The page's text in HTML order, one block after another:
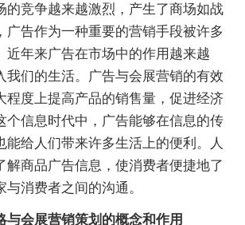
的竞争越来越激烈，产生了商场如战
广告作为一种重要的营销手段被许多
近年来广告在市场中的作用越来越
我们的生活。广告与会展营销的有效
程度上提高产品的销售量，促进经济
个信息时代中，广告能够在信息的传
能给人们带来许多生活上的便利。人
解商品广告信息，使消费者便捷地了
消费者之间的沟通。
与会展营销策划的概念和作用